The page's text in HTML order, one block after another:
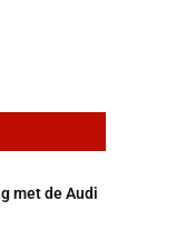
met de Audi